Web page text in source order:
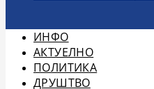
ИНФО
АКТУЕЛНО
ПОЛИТИКА
ДРУШТВО